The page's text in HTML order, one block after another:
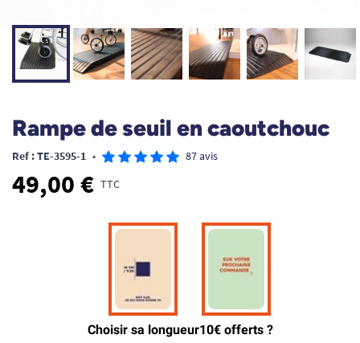
Rampe de seuil en caoutchouc
Ref : TE-3595-1 • 87 avis
49,00 € TTC